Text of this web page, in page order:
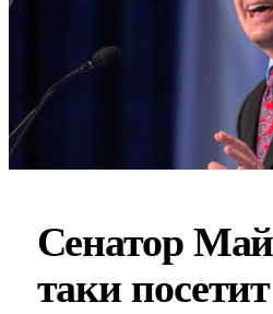
Сенатор
таки